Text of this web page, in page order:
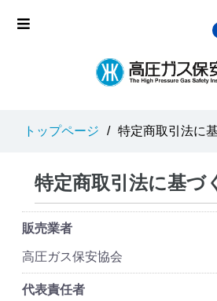
トップページ / 特定商取引法に
特定商取引法に基づ
販売業者
高圧ガス保安協会
代表責任者